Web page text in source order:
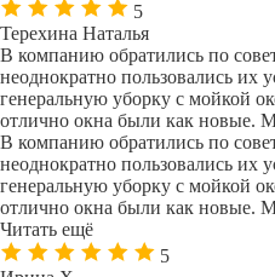
5
Терехина Наталья
В компанию обратились по
неоднократно пользовались их
генеральную уборку с мойкой
отлично окна были как новые.
В компанию обратились по
неоднократно пользовались их
генеральную уборку с мойкой
отлично окна были как новые.
Читать ещё
5